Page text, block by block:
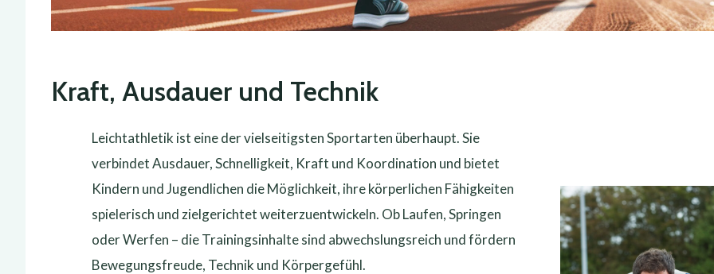
Kraft, Ausdauer und Technik
Leichtathletik ist eine der vielseitigsten Sportarten überhaupt. Sie
verbindet Ausdauer, Schnelligkeit, Kraft und Koordination und bietet
Kindern und Jugendlichen die Möglichkeit, ihre körperlichen Fähigkeiten
spielerisch und zielgerichtet weiterzuentwickeln. Ob Laufen, Springen
oder Werfen – die Trainingsinhalte sind abwechslungsreich und fördern
Bewegungsfreude, Technik und Körpergefühl.